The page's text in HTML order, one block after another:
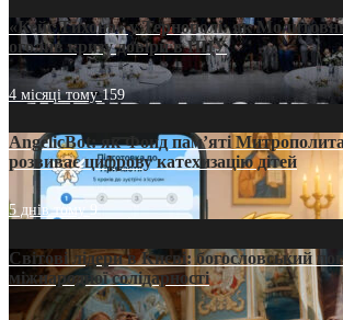
«Кейс Тихона» у Тернополі: як
оголив кризу довіри в ПЦУ
4 місяці тому159
AngelicBot: як Фонд пам’яті
розвиває цифрову катехизацію дітей
5 днів тому9
Світові лідери в Києві: богословський
міжнародної солідарності